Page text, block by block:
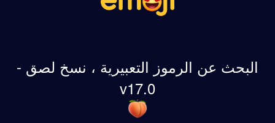
البحث عن الرموز التعبيرية ، نسخ لصق -
v17.0